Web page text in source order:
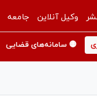
وکیل آنلاین جامعه
🟡 سامانه‌های قضایی